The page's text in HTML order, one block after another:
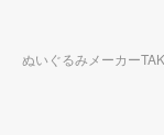
ぬいぐるみメーカー